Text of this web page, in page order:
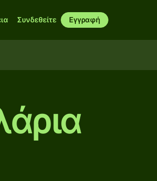
Συνδεθείτε Εγγραφή